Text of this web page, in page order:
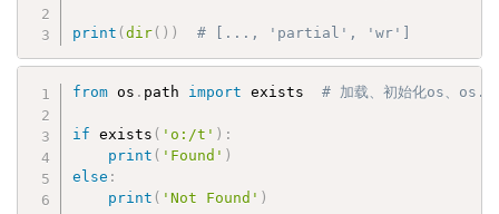
print (dir ( ) ) # [..., 'partial', 'wr']
from os . path import exists # 加载、初始化os、
if exists ( 'o:/t' ) :
print ( 'Found' )
else :
print ( 'Not Found' )